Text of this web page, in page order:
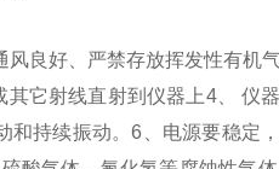
风良好、严禁存放挥发性有机
其它射线直射到仪器上4、 仪
和持续振动。6、电源要稳定